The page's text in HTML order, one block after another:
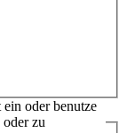
oder benutze
zu